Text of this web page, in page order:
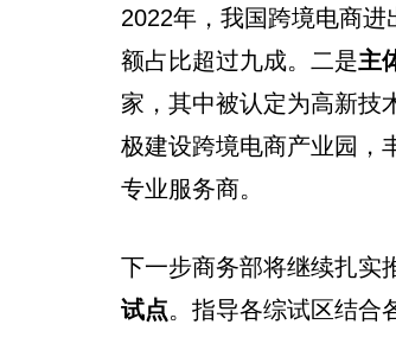
2022年，我国跨境电商
额占比超过九成。二是主
家，其中被认定为高新技
极建设跨境电商产业园，
专业服务商。
下一步商务部将继续扎实
试点。指导各综试区结合